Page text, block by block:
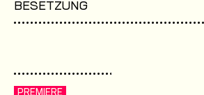
BESETZUNG